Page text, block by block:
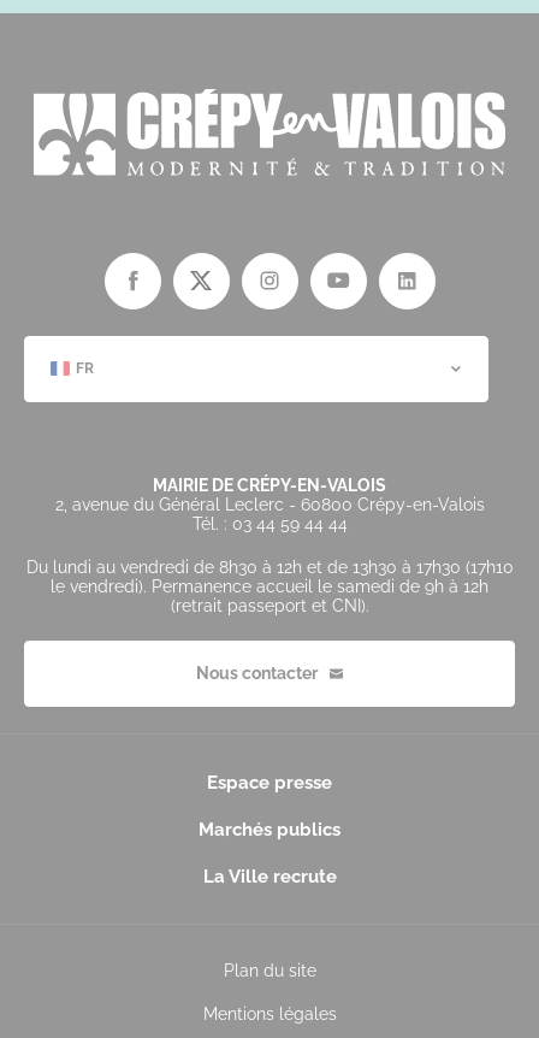
FR
MAIRIE DE CRÉPY-EN-VALOIS
2, avenue du Général Leclerc - 60800 Crépy-en-Valois
Tél. : 03 44 59 44 44
Du lundi au vendredi de 8h30 à 12h et de 13h30 à 17h30 (17h10
le vendredi). Permanence accueil le samedi de 9h à 12h
(retrait passeport et CNI).
Nous contacter
Espace presse
Marchés publics
La Ville recrute
Plan du site
Mentions légales